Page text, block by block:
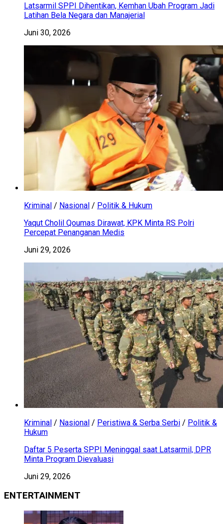
Latsarmil SPPI Dihentikan, Kemhan Ubah Program Jadi
Latihan Bela Negara dan Manajerial
Juni 30, 2026
Kriminal / Nasional / Politik & Hukum
Yaqut Cholil Qoumas Dirawat, KPK Minta RS Polri
Percepat Penanganan Medis
Juni 29, 2026
Kriminal / Nasional / Peristiwa & Serba Serbi / Politik &
Hukum
Daftar 5 Peserta SPPI Meninggal saat Latsarmil, DPR
Minta Program Dievaluasi
Juni 29, 2026
ENTERTAINMENT